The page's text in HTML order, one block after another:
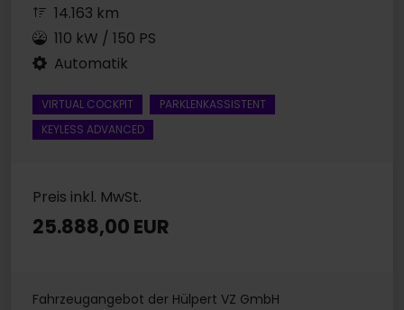
14.163 km
110 kW / 150 PS
Automatik
VIRTUAL COCKPIT
PARKLENKASSISTENT
KEYLESS ADVANCED
Preis inkl. MwSt.
25.888,00 EUR
Fahrzeugangebot der Hülpert VZ GmbH